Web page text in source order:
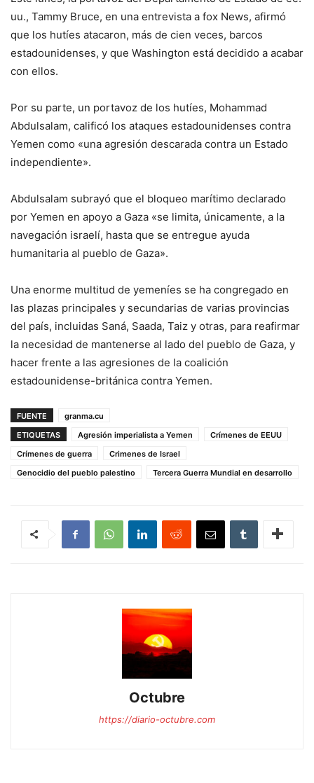
uu., Tammy Bruce, en una entrevista a fox News, afirmó
que los hutíes atacaron, más de cien veces, barcos
estadounidenses, y que Washington está decidido a acabar
con ellos.
Por su parte, un portavoz de los hutíes, Mohammad
Abdulsalam, calificó los ataques estadounidenses contra
Yemen como «una agresión descarada contra un Estado
independiente».
Abdulsalam subrayó que el bloqueo marítimo declarado
por Yemen en apoyo a Gaza «se limita, únicamente, a la
navegación israelí, hasta que se entregue ayuda
humanitaria al pueblo de Gaza».
Una enorme multitud de yemeníes se ha congregado en
las plazas principales y secundarias de varias provincias
del país, incluidas Saná, Saada, Taiz y otras, para reafirmar
la necesidad de mantenerse al lado del pueblo de Gaza, y
hacer frente a las agresiones de la coalición
estadounidense-británica contra Yemen.
FUENTE
granma.cu
ETIQUETAS
Agresión imperialista a Yemen
Crímenes de EEUU
Crímenes de guerra
Crimenes de Israel
Genocidio del pueblo palestino
Tercera Guerra Mundial en desarrollo
Octubre
https://diario-octubre.com